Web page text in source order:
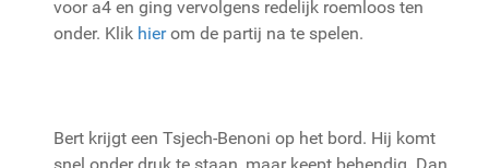
voor a4 en ging vervolgens redelijk roemloos ten
onder. Klik hierom de partij na te spelen.
Bert krijgt een Tsjech-Benoni op het bord. Hij komt
snel onder druk te staan, maar keept behendig. Dan